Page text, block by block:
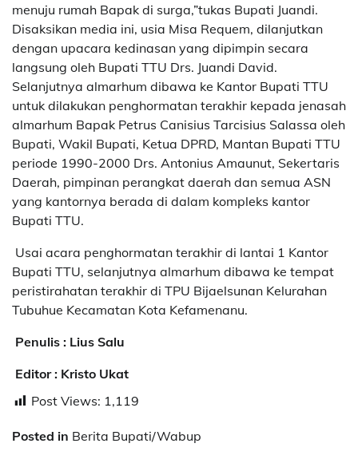
menuju rumah Bapak di surga,”tukas Bupati Juandi.
Disaksikan media ini, usia Misa Requem, dilanjutkan
dengan upacara kedinasan yang dipimpin secara
langsung oleh Bupati TTU Drs. Juandi David.
Selanjutnya almarhum dibawa ke Kantor Bupati TTU
untuk dilakukan penghormatan terakhir kepada jenasah
almarhum Bapak Petrus Canisius Tarcisius Salassa oleh
Bupati, Wakil Bupati, Ketua DPRD, Mantan Bupati TTU
periode 1990-2000 Drs. Antonius Amaunut, Sekertaris
Daerah, pimpinan perangkat daerah dan semua ASN
yang kantornya berada di dalam kompleks kantor
Bupati TTU.
Usai acara penghormatan terakhir di lantai 1 Kantor
Bupati TTU, selanjutnya almarhum dibawa ke tempat
peristirahatan terakhir di TPU Bijaelsunan Kelurahan
Tubuhue Kecamatan Kota Kefamenanu.
Penulis : Lius Salu
Editor : Kristo Ukat
Post Views: 1,119
Posted in Berita Bupati/Wabup